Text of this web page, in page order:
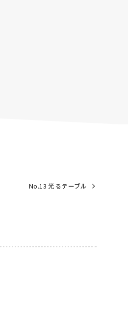
No.13 光るテーブル